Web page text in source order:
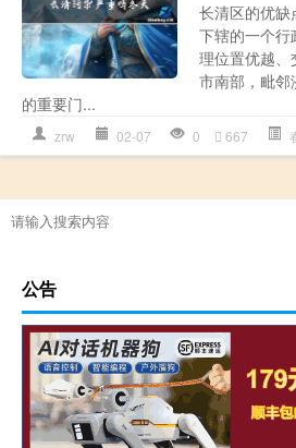
长清区的优
下辖的一个
理位置优越
市南部，毗
的重要门...
zrw 02-07 0 667
公告